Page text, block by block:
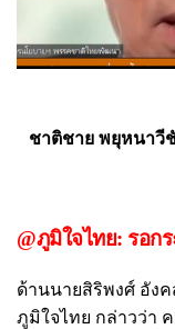
ชาติชาย พยุหนาวี
@ภูมิใจไทย: รอก
ด้านนายสิริพงศ์ อัง
ภูมิใจไทย กล่าวว่า